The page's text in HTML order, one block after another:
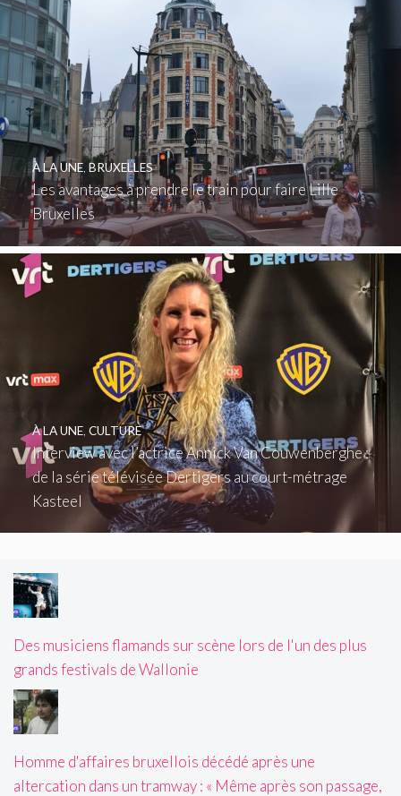
Les avantages à prendre le train pour faire Lille
Bruxelles
À LA UNE, BRUXELLES
Interview avec l’actrice Annick Van Couwenberghe :
de la série télévisée Dertigers au court-métrage
Kasteel
À LA UNE, CULTURE
Des musiciens flamands sur scène lors de l'un des plus
grands festivals de Wallonie
Homme d'affaires bruxellois décédé après une
altercation dans un tramway : « Même après son passage,